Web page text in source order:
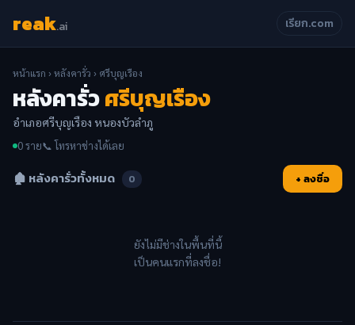
reak.ai เรียก.com
หน้าแรก ›หลังคารั่ว › ศรีบุญเรือง
หลังคารั่วศรีบุญเรือง
อำเภอศรีบุญเรือง หนองบัวลำภู
0 ราย📞 โทรหาช่างได้เลย
🏚️ หลังคารั่วทั้งหมด 0 + ลงชื่อ
ยังไม่มีช่างในพื้นที่นี้
เป็นคนแรกที่ลงชื่อ!